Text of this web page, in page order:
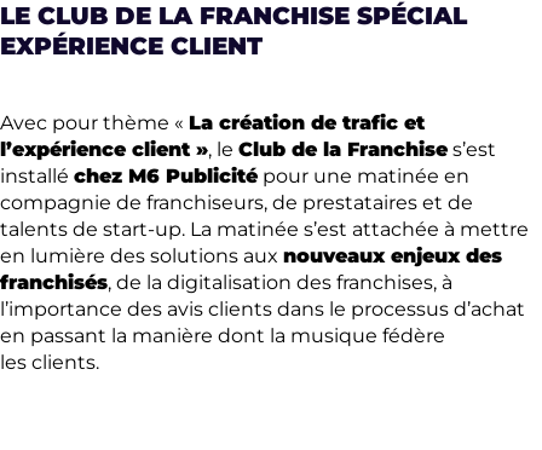
LE CLUB DE LA FRANCHISE SPÉCIAL
EXPÉRIENCE CLIENT
Avec pour thème « La création de trafic et
l’expérience client », le Club de la Franchise s’est
installé chez M6 Publicité pour une matinée en
compagnie de franchiseurs, de prestataires et de
talents de start-up. La matinée s’est attachée à mettre
en lumière des solutions aux nouveaux enjeux des
franchisés, de la digitalisation des franchises, à
l’importance des avis clients dans le processus d’achat
en passant la manière dont la musique fédère
les clients.